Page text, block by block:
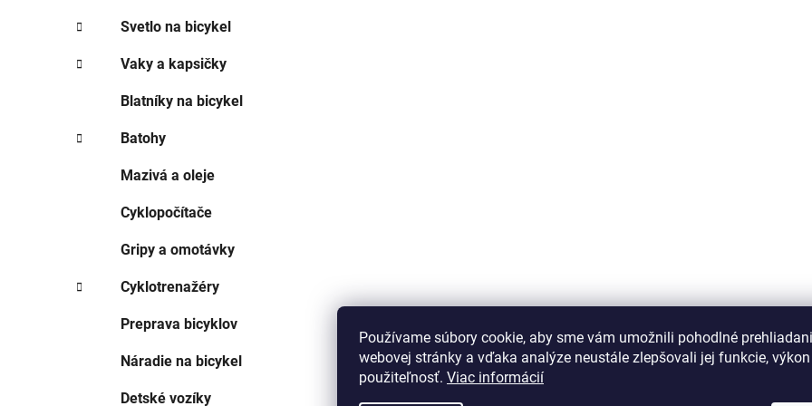
Používame súbory cookie, aby sme vám umožnili pohodlné
webovej stránky a vďaka analýze neustále zlepšovali jej funkcie, výkon
použiteľnosť. Viac informácií
Svetlo na bicykel
Vaky a kapsičky
Blatníky na bicykel
Batohy
Mazivá a oleje
Cyklopočítače
Gripy a omotávky
Cyklotrenažéry
Preprava bicyklov
Náradie na bicykel
Detské vozíky